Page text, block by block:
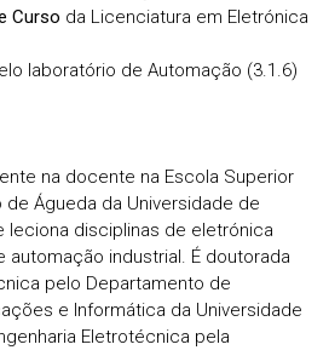
Curso da Licenciatura em Eletrónica
laboratório de Automação (3.1.6)
na docente na Escola Superior
Águeda da Universidade de
leciona disciplinas de eletrónica
automação industrial. É doutorada
pelo Departamento de
e Informática da Universidade
Eletrotécnica pela